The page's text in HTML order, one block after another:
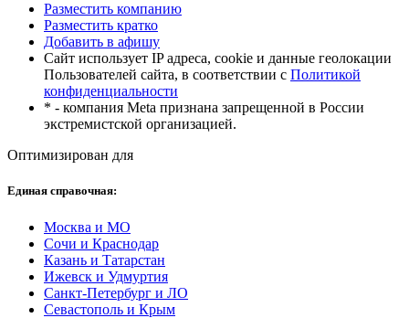
Разместить компанию
Разместить кратко
Добавить в афишу
Сайт использует IP адреса, cookie и данные геолокации
Пользователей сайта, в соответствии с Политикой
конфиденциальности
* - компания Meta признана запрещенной в России
экстремистской организацией.
Оптимизирован для
Единая справочная:
Москва и МО
Сочи и Краснодар
Казань и Татарстан
Ижевск и Удмуртия
Санкт-Петербург и ЛО
Севастополь и Крым